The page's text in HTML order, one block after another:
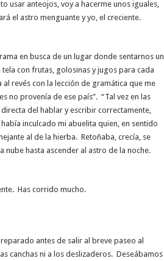
usar anteojos, voy a hacerme unos iguales,
el astro menguante y yo, el creciente.
en busca de un lugar donde sentarnos un
con frutas, golosinas y jugos para cada
revés con la lección de gramática que me
no provenía de ese país”. “Tal vez en las
del hablar y escribir correctamente,
inculcado mi abuelita quien, en sentido
al de la hierba. Retoñaba, crecía, se
hasta ascender al astro de la noche.
Has corrido mucho.
antes de salir al breve paseo al
canchas ni a los deslizaderos. Deseábamos